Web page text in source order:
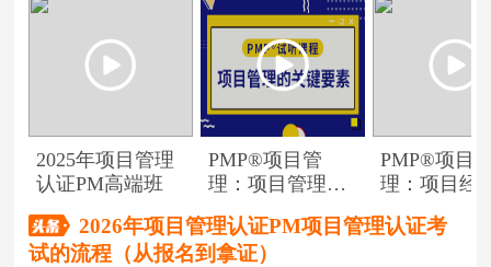
2025年项目管理
认证PM高端班
PMP®项目管
理：项目管理的
PMP®项目
理：项目经
2026年项目管理认证PM项目管理认证考
试的流程（从报名到拿证）